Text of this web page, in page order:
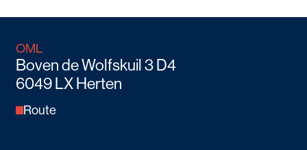
OML
Boven de Wolfskuil 3 D4
6049 LX Herten
Route